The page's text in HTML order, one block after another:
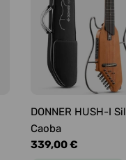
DONNER HUSH-I
Caoba
Precio
339,00 €